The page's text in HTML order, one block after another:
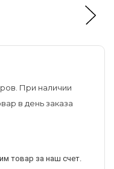
При наличии
в день заказа
товар за наш счет.